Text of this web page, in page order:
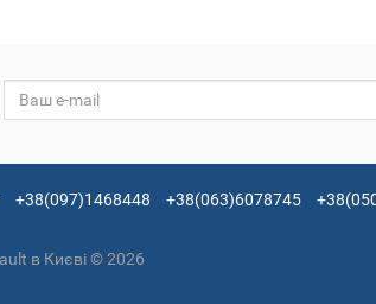
+38(097)1468448 +38(063)6078745
в Києві © 2026